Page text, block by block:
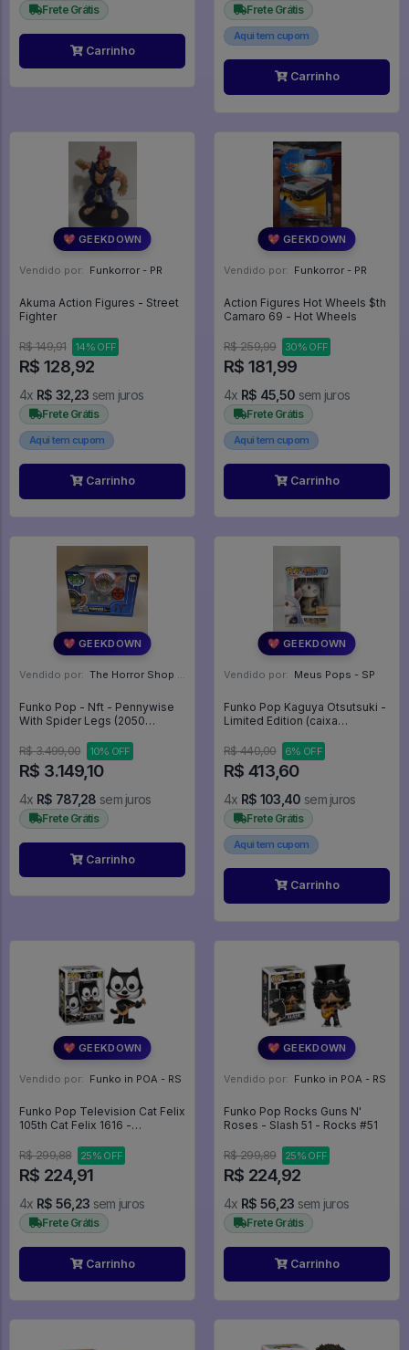
Frete Grátis
Carrinho
Frete Grátis
Aqui tem cupom
Carrinho
💖 GEEKDOWN
Vendido por: Funkorror - PR
Akuma Action Figures - Street
Fighter
R$ 149,91 14% OFF
R$ 128,92
4x R$ 32,23 sem juros
Frete Grátis
Aqui tem cupom
Carrinho
💖 GEEKDOWN
Vendido por: Funkorror - PR
Action Figures Hot Wheels $th
Camaro 69 - Hot Wheels
R$ 259,99 30% OFF
R$ 181,99
4x R$ 45,50 sem juros
Frete Grátis
Aqui tem cupom
Carrinho
💖 GEEKDOWN
Vendido por: The Horror Shop - Colecionáveis - MG
Funko Pop - Nft - Pennywise
With Spider Legs (2050
R$ 3.499,00
10% OFF
R$ 3.149,10
4x R$ 787,28 sem juros
Frete Grátis
Carrinho
💖 GEEKDOWN
Vendido por: Meus Pops - SP
Funko Pop Kaguya Otsutsuki -
Limited Edition (caixa
Shippuden #179
R$ 440,00 6% OFF
R$ 413,60
4x R$ 103,40 sem juros
Frete Grátis
Aqui tem cupom
Carrinho
💖 GEEKDOWN
Vendido por: Funko in POA - RS
Funko Pop Television Cat Felix
105th Cat Felix 1616 -
R$ 299,88
25% OFF
R$ 224,91
4x R$ 56,23 sem juros
Frete Grátis
Carrinho
💖 GEEKDOWN
Vendido por: Funko in POA - RS
Funko Pop Rocks Guns N'
Roses - Slash 51 - Rocks #51
R$ 299,89 25% OFF
R$ 224,92
4x R$ 56,23 sem juros
Frete Grátis
Carrinho